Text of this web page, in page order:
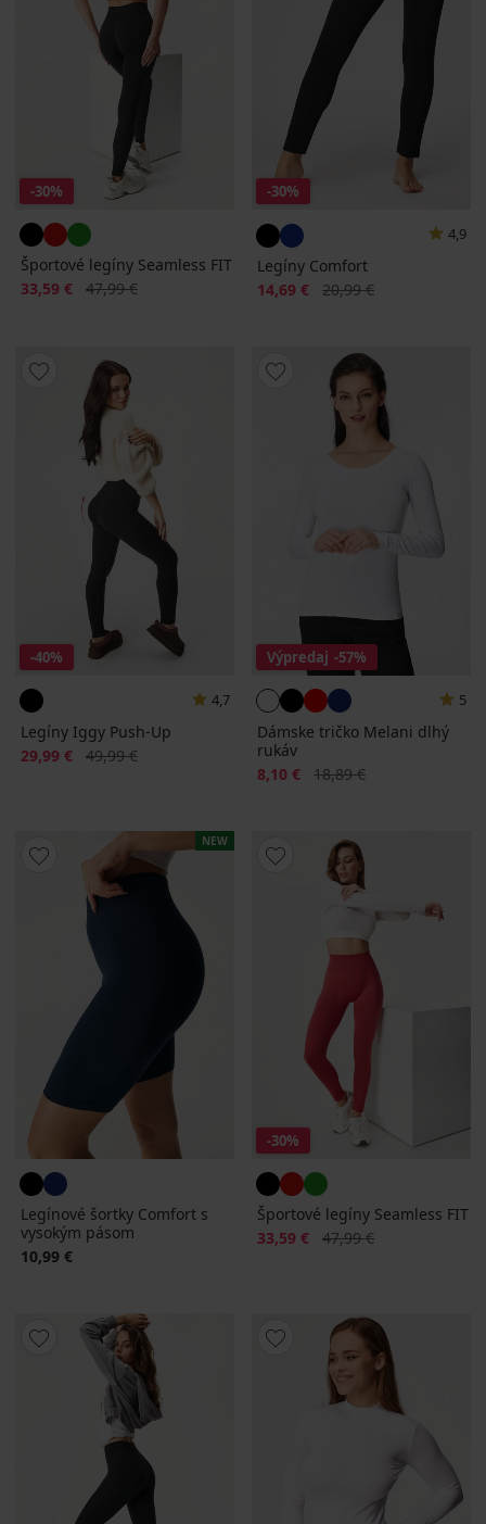
-30%
Športové legíny Seamless FIT
Zľava
33,59 € Pôvodná cena
47,99 €
-30%
4,9
Legíny Comfort
Zľava
14,69 € Pôvodná cena
20,99 €
-40%
4,7
Legíny Iggy Push-Up
Zľava
29,99 € Pôvodná cena
49,99 €
Výpredaj -57%
5
Dámske tričko Melani dlhý
rukáv
Zľava
8,10 € Pôvodná cena
18,89 €
NEW
Legínové šortky Comfort s
vysokým pásom
10,99 €
-30%
Športové legíny Seamless FIT
Zľava
33,59 € Pôvodná cena
47,99 €